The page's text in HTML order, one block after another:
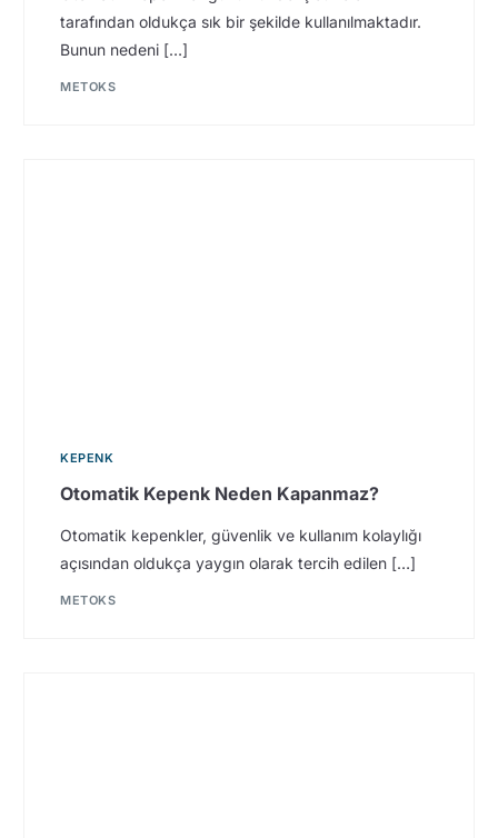
tarafından oldukça sık bir şekilde kullanılmaktadır.
Bunun nedeni […]
METOKS
KEPENK
Otomatik Kepenk Neden Kapanmaz?
Otomatik kepenkler, güvenlik ve kullanım kolaylığı
açısından oldukça yaygın olarak tercih edilen […]
METOKS